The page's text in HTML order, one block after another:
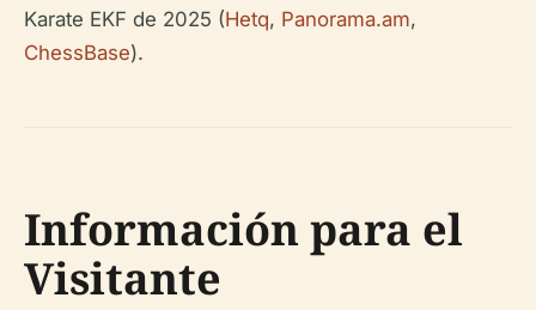
Karate EKF de 2025 (Hetq, Panorama.am,
ChessBase).
Información para el
Visitante